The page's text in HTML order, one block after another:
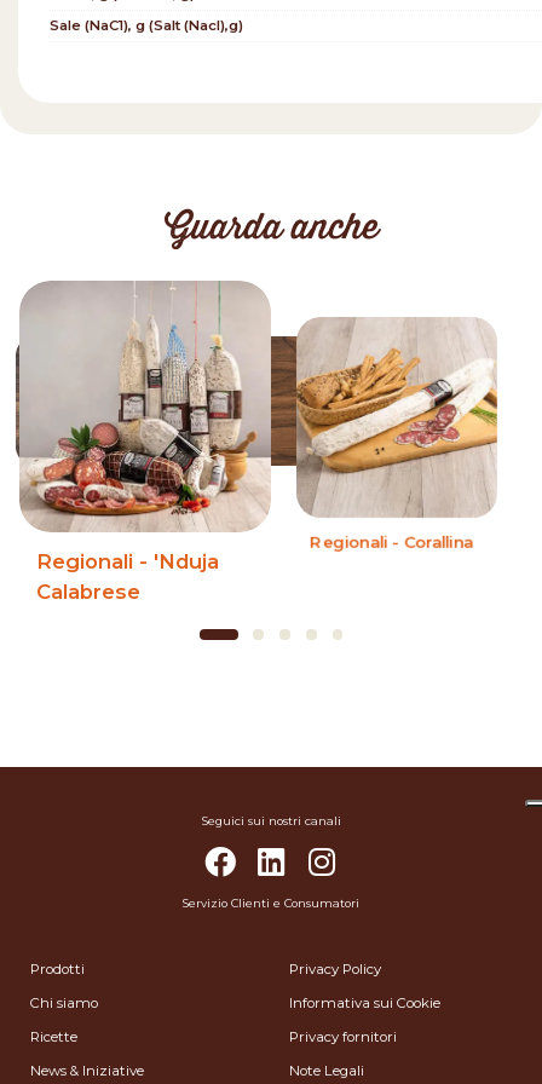
Sale (NaC1), g (Salt (Nacl),g)
Guarda anche
Regionali - 'Nduja
Calabrese
Regionali - Corallina
Seguici sui nostri canali
Servizio Clienti e Consumatori
Prodotti
Chi siamo
Ricette
News & Iniziative
Privacy Policy
Informativa sui Cookie
Privacy fornitori
Note Legali